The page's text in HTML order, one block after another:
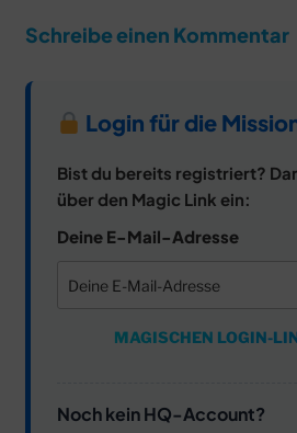
Schreibe einen Kommentar
Login für die
Bist du bereits registriert?
über den Magic Link ein:
Deine E-Mail-Adresse
MAGISCHEN LOGIN-
Noch kein HQ-Account?